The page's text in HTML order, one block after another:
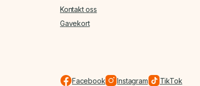
Kontakt oss
Gavekort
Facebook Instagram TikTok